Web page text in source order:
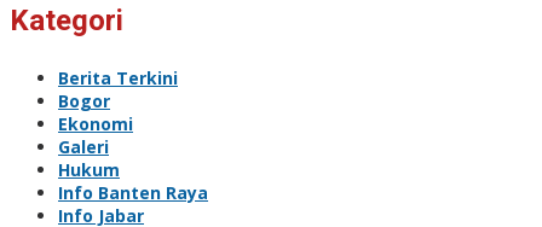
Kategori
Berita Terkini
Bogor
Ekonomi
Galeri
Hukum
Info Banten Raya
Info Jabar